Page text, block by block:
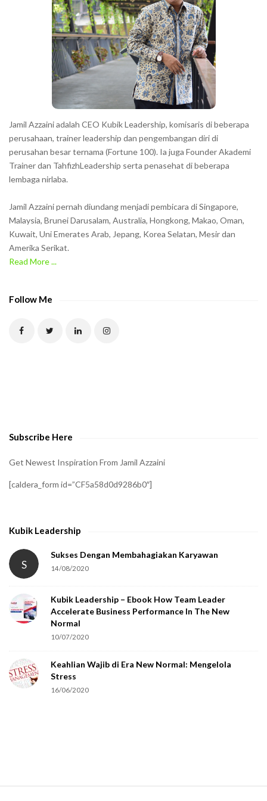
Jamil Azzaini adalah CEO Kubik Leadership, komisaris di beberapa
perusahaan, trainer leadership dan pengembangan diri di
perusahan besar ternama (Fortune 100). Ia juga Founder Akademi
Trainer dan TahfizhLeadership serta penasehat di beberapa
lembaga nirlaba.
Jamil Azzaini pernah diundang menjadi pembicara di Singapore,
Malaysia, Brunei Darusalam, Australia, Hongkong, Makao, Oman,
Kuwait, Uni Emerates Arab, Jepang, Korea Selatan, Mesir dan
Amerika Serikat.
Read More ...
Follow Me
Subscribe Here
Get Newest Inspiration From Jamil Azzaini
[caldera_form id=”CF5a58d0d9286b0″]
Kubik Leadership
S
Sukses Dengan Membahagiakan Karyawan
14/08/2020
Kubik Leadership – Ebook How Team Leader
Accelerate Business Performance In The New
Normal
10/07/2020
Keahlian Wajib di Era New Normal: Mengelola
Stress
16/06/2020